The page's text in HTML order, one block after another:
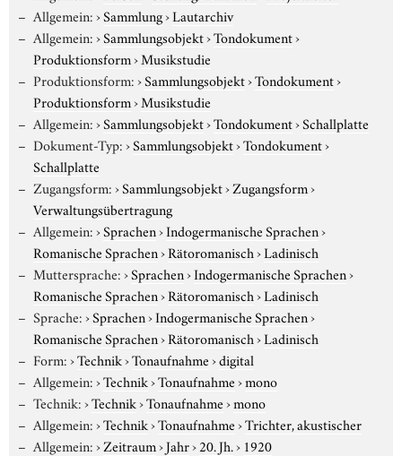
Allgemein:›Sammlung›Lautarchiv
Allgemein:›Sammlungsobjekt›Tondokument›
Produktionsform›Musikstudie
Produktionsform:›Sammlungsobjekt›Tondokument›
Produktionsform›Musikstudie
Allgemein:›Sammlungsobjekt›Tondokument›Schallplatte
Dokument-Typ:›Sammlungsobjekt›Tondokument›
Schallplatte
Zugangsform:›Sammlungsobjekt›Zugangsform›
Verwaltungsübertragung
Allgemein:›Sprachen›Indogermanische Sprachen›
Romanische Sprachen›Rätoromanisch›Ladinisch
Muttersprache:›Sprachen›Indogermanische Sprachen›
Romanische Sprachen›Rätoromanisch›Ladinisch
Sprache:›Sprachen›Indogermanische Sprachen›
Romanische Sprachen›Rätoromanisch›Ladinisch
Form:›Technik›Tonaufnahme›digital
Allgemein:›Technik›Tonaufnahme›mono
Technik:›Technik›Tonaufnahme›mono
Allgemein:›Technik›Tonaufnahme›Trichter, akustischer
Allgemein:›Zeitraum›Jahr›20. Jh.› 1920